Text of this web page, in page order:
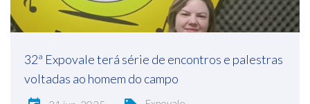
32ª Expovale terá série de encontros e palestras
voltadas ao homem do campo